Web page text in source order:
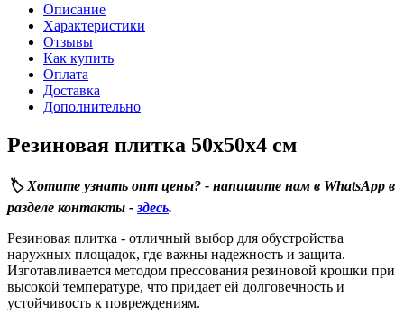
Описание
Характеристики
Отзывы
Как купить
Оплата
Доставка
Дополнительно
Резиновая плитка 50х50х4 см
🏷️ Хотите узнать опт цены? - напишите нам в WhatsApp в
разделе контакты - здесь.
Резиновая плитка - отличный выбор для обустройства
наружных площадок, где важны надежность и защита.
Изготавливается методом прессования резиновой крошки при
высокой температуре, что придает ей долговечность и
устойчивость к повреждениям.